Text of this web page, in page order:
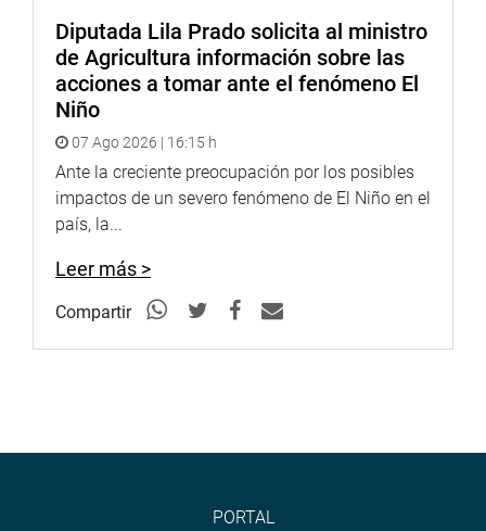
Diputada Lila Prado solicita al ministro
de Agricultura información sobre las
acciones a tomar ante el fenómeno El
Niño
07 Ago 2026 | 16:15 h
Ante la creciente preocupación por los posibles
impactos de un severo fenómeno de El Niño en el
país, la...
Leer más >
Compartir
PORTAL